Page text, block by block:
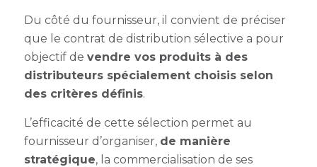
Du côté du fournisseur, il convient de préciser
que le contrat de distribution sélective a pour
objectif de vendre vos produits à des
distributeurs spécialement choisis selon
des critères définis.
L’efficacité de cette sélection permet au
fournisseur d’organiser, de manière
stratégique, la commercialisation de ses